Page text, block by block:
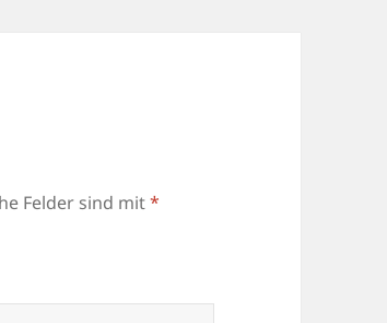
Felder sind mit*